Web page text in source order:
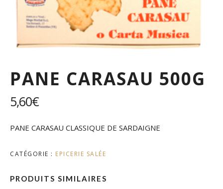
PANE CARASAU 500G
5,60€
PANE CARASAU CLASSIQUE DE SARDAIGNE
CATÉGORIE : EPICERIE SALÉE
PRODUITS SIMILAIRES